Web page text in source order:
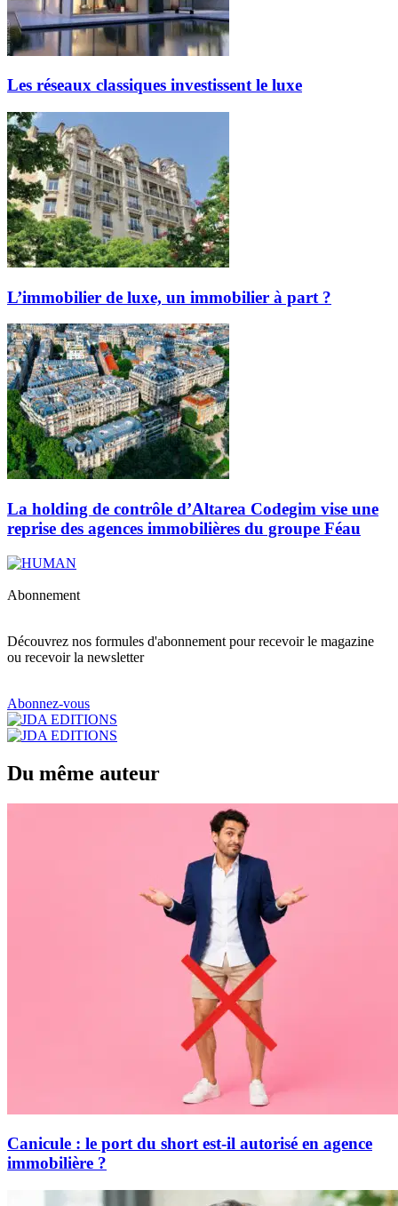
Les réseaux classiques investissent le luxe
L’immobilier de luxe, un immobilier à part ?
La holding de contrôle d’Altarea Codegim vise une
reprise des agences immobilières du groupe Féau
Abonnement
Découvrez nos formules d'abonnement pour recevoir le magazine
ou recevoir la newsletter
Abonnez-vous
Du même auteur
Canicule : le port du short est-il autorisé en agence
immobilière ?